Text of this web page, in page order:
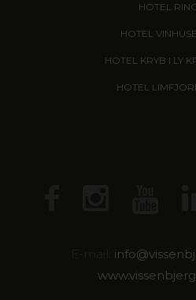
HOTEL
HOTEL
HOTEL KRYB I LY
HOTEL
info@